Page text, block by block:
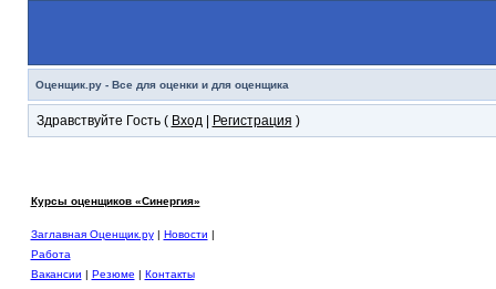
Оценщик.ру - Все для оценки и для оценщика
Здравствуйте Гость ( Вход| Регистрация )
Курсы оценщиков «Синергия»
Заглавная Оценщик.ру| Новости |
Работа
Вакансии | Резюме | Контакты